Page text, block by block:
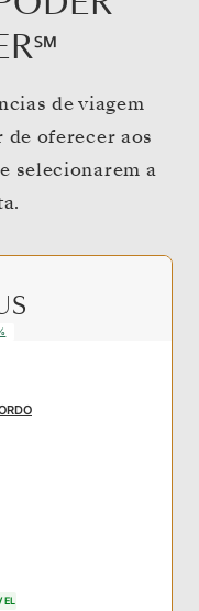
de viagem
oferecer aos
selecionarem a